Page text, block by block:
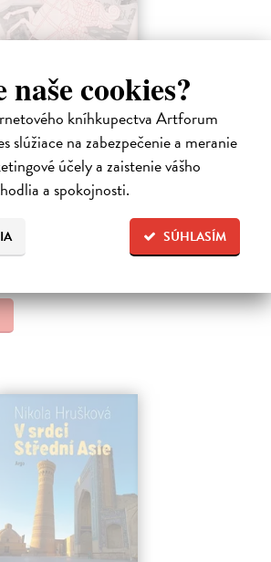
cookies?
kníhkupectva Artforum
slúžiace na zabezpečenie a meranie
účely a zaistenie vášho
a spokojnosti.
SÚHLASÍM
o společenské, politické a kulturní situaci
období 2024–2025, kdy se mladá demokracie
proměnila ve stát ovládaný jednou